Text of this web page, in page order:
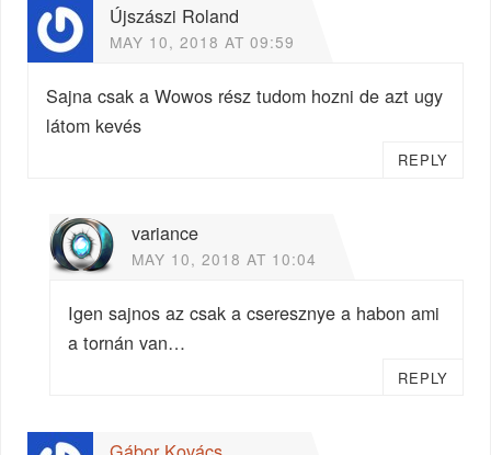
Újszászi Roland
MAY 10, 2018 AT 09:59
Sajna csak a Wowos rész tudom hozni de azt ugy
látom kevés
REPLY
variance
MAY 10, 2018 AT 10:04
Igen sajnos az csak a cseresznye a habon ami
a tornán van…
REPLY